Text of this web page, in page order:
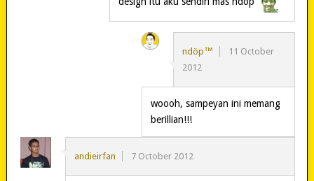
ndöp™
11 October
2012
woooh, sampeyan ini memang
berillian!!!
andieirfan 7 October 2012